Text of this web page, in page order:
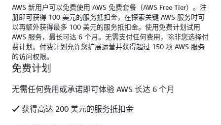
AWS 新用户可以免费使用 AWS 免费套餐（AWS Free Tier）。注
册即可获得 100 美元的服务抵扣金，在探索关键 AWS 服务时可
以再额外获得最多 100 美元的服务抵扣金。使用免费计划试用
AWS 服务，最长可达 6 个月。无需支付任何费用，除非您选择付
费计划。付费计划允许您扩展运营并获得超过 150 项 AWS 服务
的访问权限。
免费计划
无需任何费用或承诺即可体验 AWS 长达 6 个月
获得高达 200 美元的服务抵扣金